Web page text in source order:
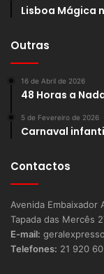
Lisboa Mágica
Outras
16 de Abril de 2026
48 Horas a
5 de Fevereiro de 2026
Carnaval
Contactos
Avenida Embaixador
Tapada das Mercês
E-mail:
Telefones: 21 920